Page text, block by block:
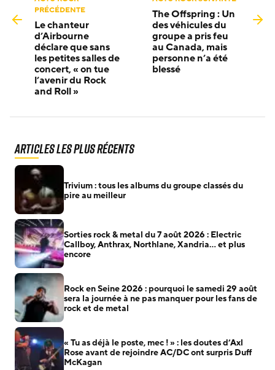
PRÉCÉDENTE
Le chanteur
d’Airbourne
déclare que sans
les petites salles de
concert, « on tue
l’avenir du Rock
and Roll »
The Offspring : Un
des véhicules du
groupe a pris feu
au Canada, mais
personne n’a été
blessé
Articles les plus récents
Trivium : tous les albums du groupe classés du
pire au meilleur
Sorties rock & metal du 7 août 2026 : Electric
Callboy, Anthrax, Northlane, Xandria… et plus
encore
Rock en Seine 2026 : pourquoi le samedi 29 août
sera la journée à ne pas manquer pour les fans de
rock et de metal
« Tu as déjà le poste, mec ! » : les doutes d’Axl
Rose avant de rejoindre AC/DC ont surpris Duff
McKagan